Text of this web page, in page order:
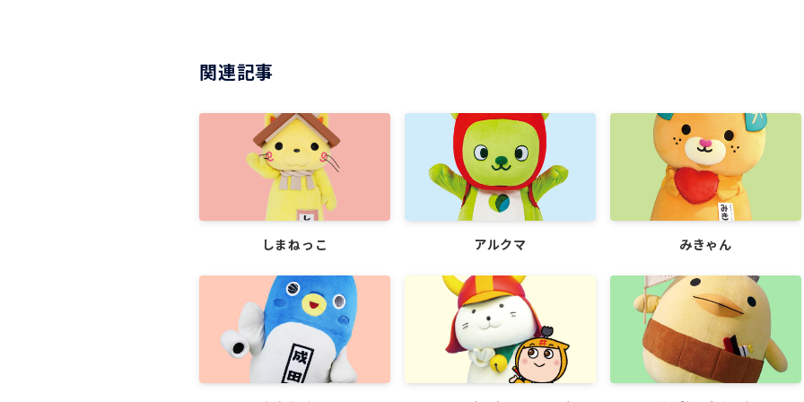
関連記事
しまねっこ アルクマ みきゃん